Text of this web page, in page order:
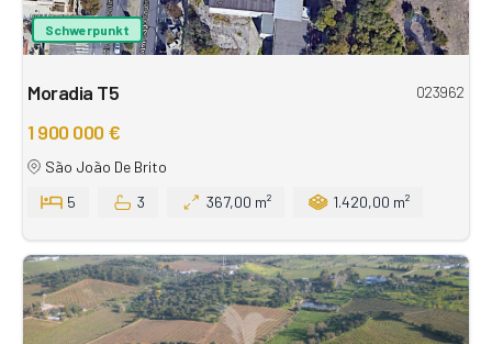
Schwerpunkt
Moradia T5 023962
1 900 000 €
São João De Brito
5
3 367,00 m² 1.420,00 m²